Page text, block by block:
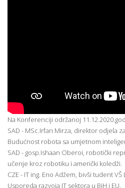
Na Konferenciji održanoj
SAD - MSc.Irfan Mirza, direktor odjela
Budućnost robota sa umjetnom
SAD - gosp.Ishaan Oberoi, robotički
učenje kroz robotiku i američki koledži.
CZE - IT ing. Eno Adžem, bivši tudent
Usporeda razvoja IT sektora u BiH i EU.